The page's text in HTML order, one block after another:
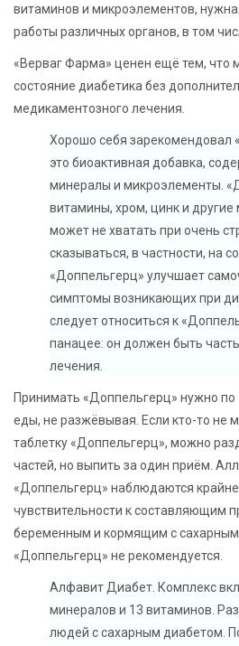
витаминов и микроэлементов,
работы различных органов, в том
«Верваг Фарма» ценен ещё тем, что
состояние диабетика без
медикаментозного лечения.
Хорошо себя зарекомендовал
это биоактивная добавка,
минералы и микроэлементы.
витамины, хром, цинк и
может не хватать при очень
сказываться, в частности, на
«Доппельгерц» улучшает
симптомы возникающих при
следует относиться к
панацее: он должен быть
лечения.
Принимать «Доппельгерц» нужно по
еды, не разжёвывая. Если кто-то не
таблетку «Доппельгерц», можно
частей, но выпить за один приём.
«Доппельгерц» наблюдаются
чувствительности к составляющим
беременным и кормящим с
«Доппельгерц» не рекомендуется.
Алфавит Диабет. Комплекс
минералов и 13 витаминов.
людей с сахарным диабетом.